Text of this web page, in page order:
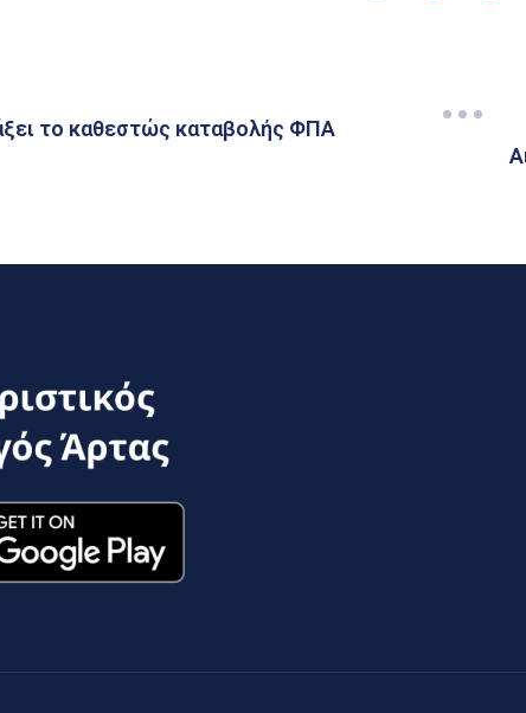
το καθεστώς καταβολής ΦΠΑ